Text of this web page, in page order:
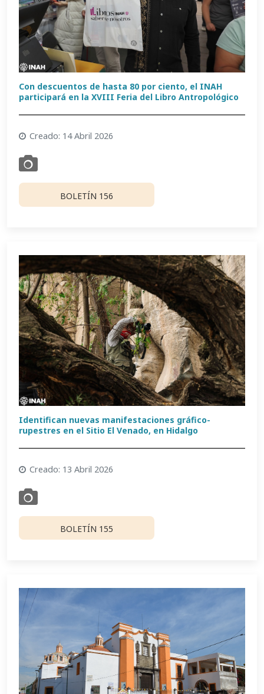
Con descuentos de hasta 80 por ciento, el INAH
participará en la XVIII Feria del Libro Antropológico
Creado: 14 Abril 2026
BOLETÍN 156
Identifican nuevas manifestaciones gráfico-
rupestres en el Sitio El Venado, en Hidalgo
Creado: 13 Abril 2026
BOLETÍN 155